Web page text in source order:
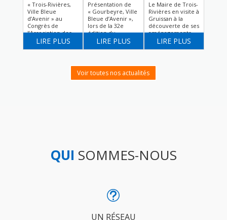
« Trois-Rivières,
Ville Bleue
d’Avenir » au
Congrès de
l’Association des
communes et
LIRE PLUS
Présentation de
« Gourbeyre, Ville
Bleue d’Avenir »,
lors de la 32e
édition du
Congrès de
d’Outre-Mer
(ACCD’OM)
LIRE PLUS
Le Maire de Trois-
Rivières en visite à
Gruissan à la
découverte de ses
aménagements
nautiques et
LIRE PLUS
Voir toutes nos actualités
QUI SOMMES-NOUS
t
UN RÉSEAU